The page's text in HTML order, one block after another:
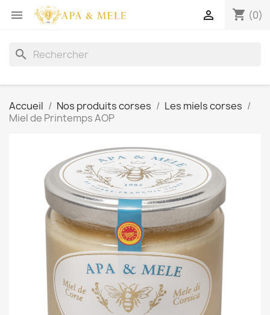
 shopping_cart (0)

search
Accueil Nos produits corses
Les miels corses
Miel de Printemps AOP